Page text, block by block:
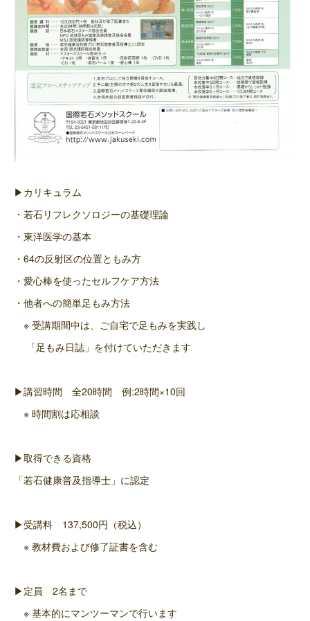
▶カリキュラム
・若石リフレクソロジーの基礎理論
・東洋医学の基本
・64の反射区の位置ともみ方
・愛心棒を使ったセルフケア方法
・他者への簡単足もみ方法
※ 受講期間中は、ご自宅で足もみを実践し
「足もみ日誌」を付けていただきます
▶講習時間 全20時間 例:2時間×10回
※ 時間割は応相談
▶取得できる資格
「若石健康普及指導士」に認定
▶受講料 137,500円（税込）
※ 教材費および修了証書を含む
▶定員 2名まで
※ 基本的にマンツーマンで行います